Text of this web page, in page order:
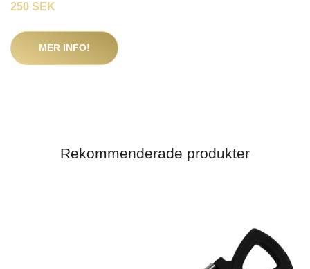
250 SEK
MER INFO!
Rekommenderade produkter